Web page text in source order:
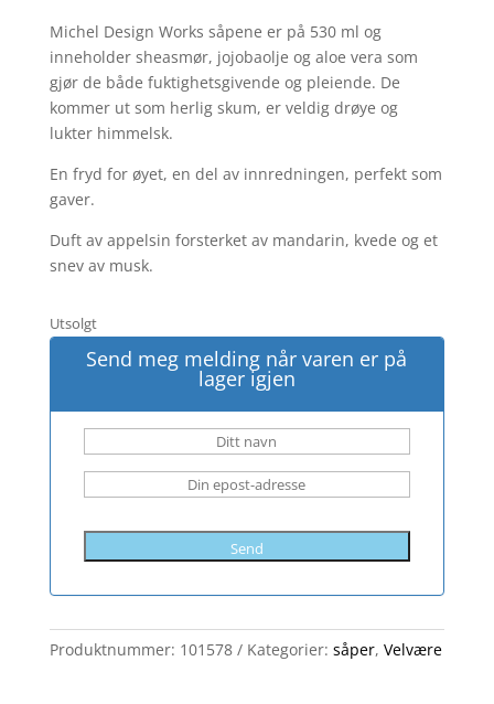
Michel Design Works såpene er på 530 ml og
inneholder sheasmør, jojobaolje og aloe vera som
gjør de både fuktighetsgivende og pleiende. De
kommer ut som herlig skum, er veldig drøye og
lukter himmelsk.
En fryd for øyet, en del av innredningen, perfekt som
gaver.
Duft av appelsin forsterket av mandarin, kvede og et
snev av musk.
Utsolgt
Send meg melding når varen er på
lager igjen
Send
Produktnummer: 101578 Kategorier: såper, Velvære